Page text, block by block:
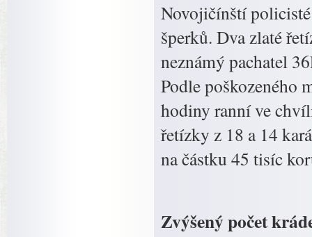
Novojičínští
šperků. Dva zlaté
neznámý pachatel
Podle poškozeného
hodiny ranní ve
řetízky z 18 a 14
na částku 45 tisíc
Zvýšený počet